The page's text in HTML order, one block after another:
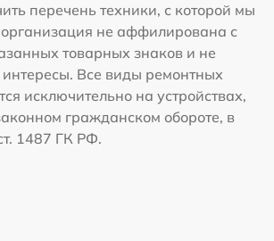
перечень техники, с которой мы
не аффилирована с
товарных знаков и не
интересы. Все виды ремонтных
исключительно на устройствах,
гражданском обороте, в
1487 ГК РФ.